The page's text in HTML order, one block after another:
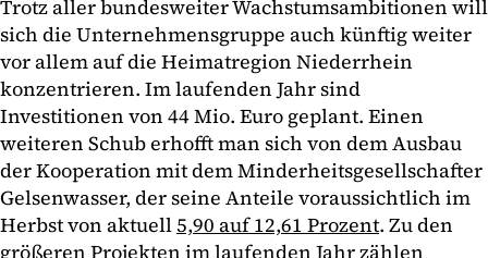
Trotz aller bundesweiter Wachstumsambitionen will
sich die Unternehmensgruppe auch künftig weiter
vor allem auf die Heimatregion Niederrhein
konzentrieren. Im laufenden Jahr sind
Investitionen von 44 Mio. Euro geplant. Einen
weiteren Schub erhofft man sich von dem Ausbau
der Kooperation mit dem Minderheitsgesellschafter
Gelsenwasser, der seine Anteile voraussichtlich im
Herbst von aktuell 5,90 auf 12,61 Prozent. Zu den
größeren Projekten im laufenden Jahr zählen